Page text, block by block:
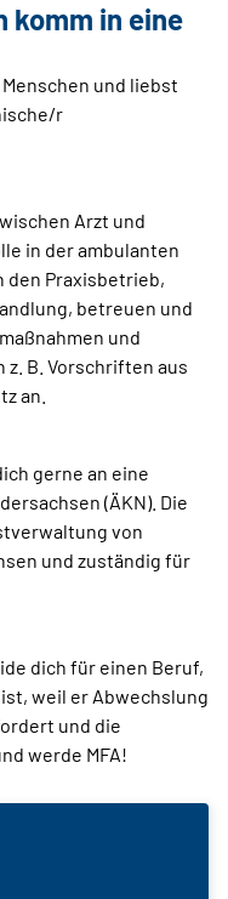
komm in eine
und liebst
r
Arzt und
in der ambulanten
den Praxisbetrieb,
betreuen und
und
B. Vorschriften aus
an.
gerne an eine
(ÄKN). Die
von
und zuständig für
dich für einen Beruf,
weil er Abwechslung
und die
werde MFA!